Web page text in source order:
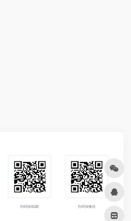
扫码加QQ群 扫码加微信